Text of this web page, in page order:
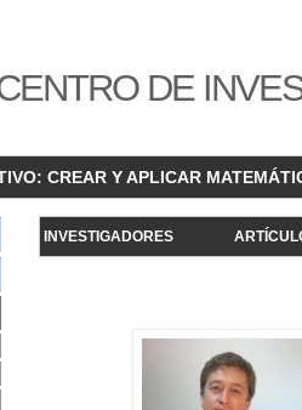
DE
CREAR Y APLICAR
INVESTIGADORES